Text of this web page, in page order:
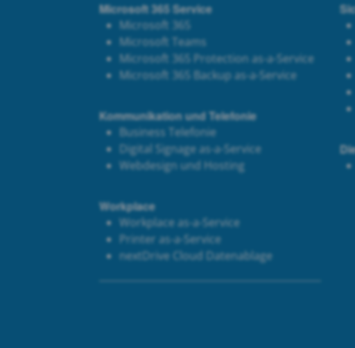
Microsoft 365 Service
Microsoft 365
Microsoft Teams
Microsoft 365 Protection as-a-Service
Microsoft 365 Backup as-a-Service
Kommunikation und Telefonie
Business Telefonie
Digital Signage as-a-Service
Webdesign und Hosting
Workplace
Workplace as-a-Service
Printer as-a-Service
nextDrive Cloud Datenablage